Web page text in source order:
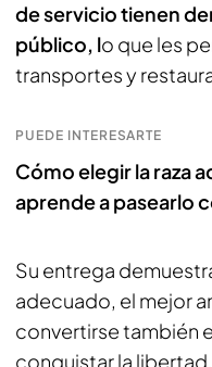
de servicio tienen
público, lo que les
transportes y
PUEDE INTERESARTE
Cómo elegir la raza
aprende a pasearlo
Su entrega
adecuado, el mejor
convertirse también
conquistar la libertad.